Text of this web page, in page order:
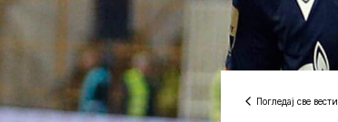
Погледај све вести